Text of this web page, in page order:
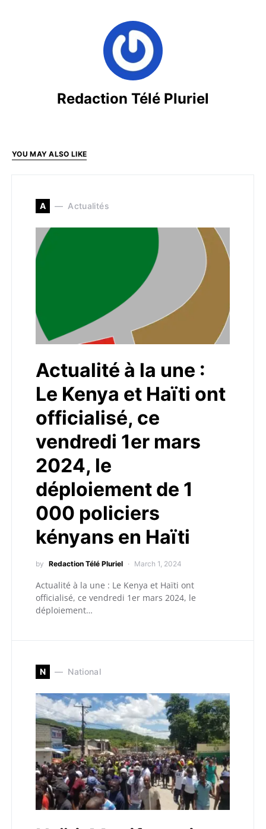
Redaction Télé Pluriel
YOU MAY ALSO LIKE
A Actualités
Actualité à la une :
Le Kenya et Haïti ont
officialisé, ce
vendredi 1er mars
2024, le
déploiement de 1
000 policiers
kényans en Haïti
by Redaction Télé Pluriel March 1, 2024
Actualité à la une : Le Kenya et Haïti ont
officialisé, ce vendredi 1er mars 2024, le
déploiement…
N National